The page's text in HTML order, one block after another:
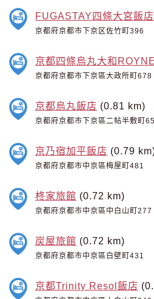
FUGASTAY四條大宮飯店
京都府京都市下京区佐竹町396
京都四條烏丸大和
京都府京都市下京區大政所町678
京都烏丸飯店 (0.81 km)
京都府京都市下京區二帖半敷町
京乃宿加平飯店 (0.79
京都府京都市中京區梅屋町481
柊家旅館 (0.72 km)
京都府京都市中京區中白山町277
炭屋旅館 (0.72 km)
京都府京都市中京區白壁町431
京都Trinity Resol飯店